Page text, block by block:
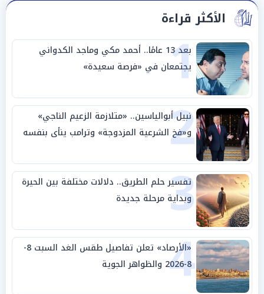
الأكثر قراءة
1 بعد 13 عامًا.. أحمد مكي وماجد الكدواني
يجتمعان في «فرصة سعيدة»
2
نبيل أبوالياسين.. «متلازمة الزعيم الناجي»
و«فخ الشرعية المزدوجة» وترامب ينأى بنفسه
وحليفه في «ميتم استراتيجي»
3
تفسير حلم الطريق.. دلالات مختلفة بين الحيرة
وبداية مرحلة جديدة
4
«الأرصاد» تعلن تفاصيل طقس الغد السبت 8-
8-2026 والظواهر الجوية